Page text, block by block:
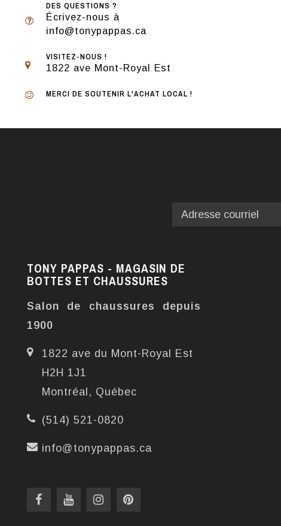
DES QUESTIONS ?
Écrivez-nous à
info@tonypappas.ca
VISITEZ-NOUS !
1822 ave Mont-Royal Est
MERCI DE SOUTENIR L'ACHAT LOCAL !
TONY PAPPAS - MAGASIN DE
BOTTES ET CHAUSSURES
Salon de chaussures depuis
1900
1822 ave du Mont-Royal Est
H2H 1J1
Montréal, Québec
(514) 521-0820
info@tonypappas.ca